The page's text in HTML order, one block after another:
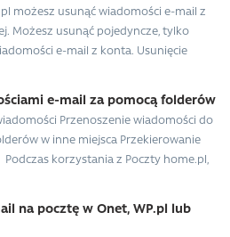
możesz usunąć wiadomości e-mail z
Możesz usunąć pojedyncze, tylko
e-mail z konta. Usunięcie
e-mail za pomocą folderów
Przenoszenie wiadomości do
w inne miejsca Przekierowanie
korzystania z Poczty home.pl,
na pocztę w Onet, WP.pl lub